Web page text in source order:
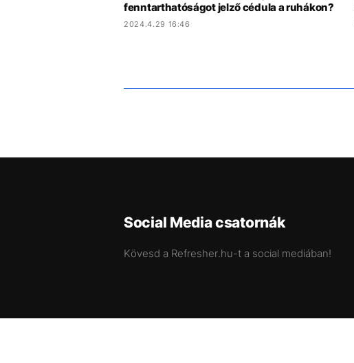
fenntarthatóságot jelző cédula a ruhákon?
2024.4.29 16:46
Social Media csatornák
Kövesd a Refresher.hu-t a social mediában!